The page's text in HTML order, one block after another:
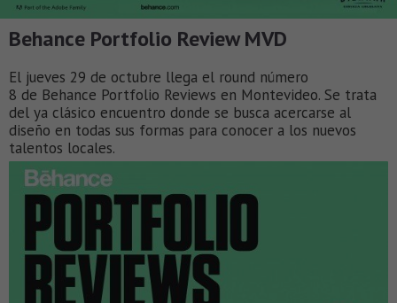
Behance Portfolio Review MVD
El jueves 29 de octubre llega el round número
8 de Behance Portfolio Reviews en Montevideo. Se trata
del ya clásico encuentro donde se busca acercarse al
diseño en todas sus formas para conocer a los nuevos
talentos locales.